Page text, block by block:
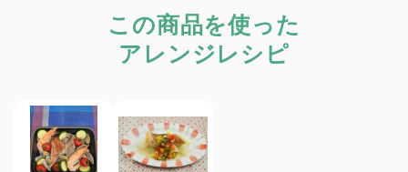
この商品を使った
アレンジレシピ